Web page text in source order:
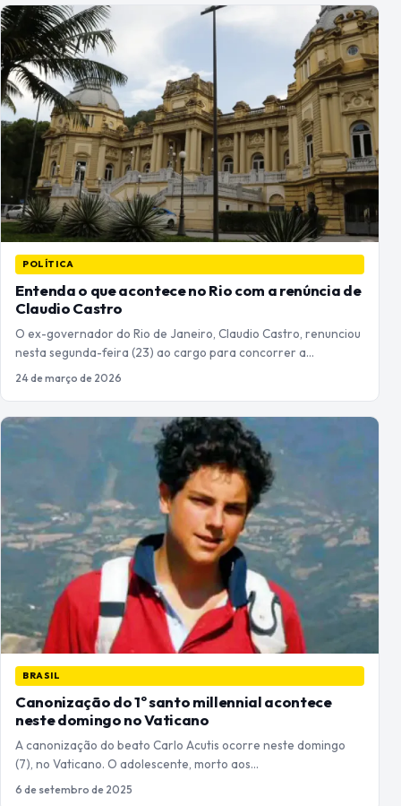
POLÍTICA
Entenda o que acontece no Rio com a renúncia de
Claudio Castro
O ex-governador do Rio de Janeiro, Claudio Castro, renunciou
nesta segunda-feira (23) ao cargo para concorrer a…
24 de março de 2026
BRASIL
Canonização do 1º santo millennial acontece
neste domingo no Vaticano
A canonização do beato Carlo Acutis ocorre neste domingo
(7), no Vaticano. O adolescente, morto aos…
6 de setembro de 2025